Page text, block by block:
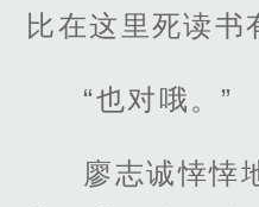
比在这里死读书
“也对哦。”
廖志诚悻悻